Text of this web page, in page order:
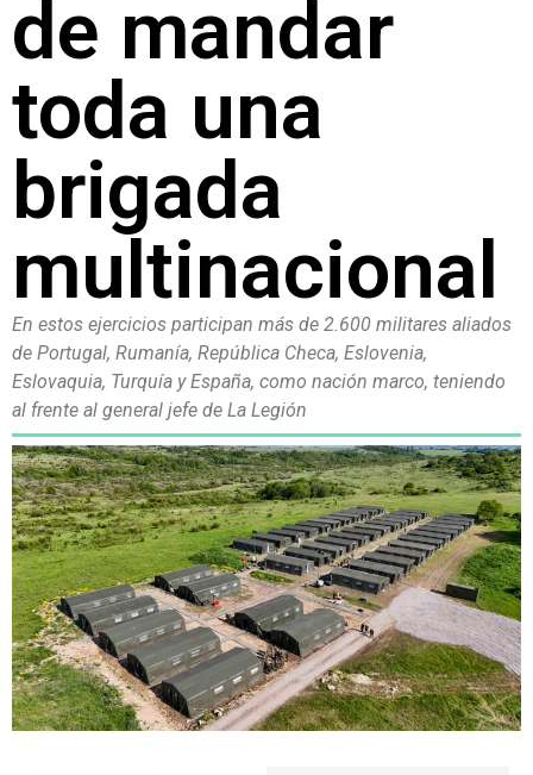
de mandar
toda una
brigada
multinacional
En estos ejercicios participan más de 2.600 militares aliados
de Portugal, Rumanía, República Checa, Eslovenia,
Eslovaquia, Turquía y España, como nación marco, teniendo
al frente al general jefe de La Legión